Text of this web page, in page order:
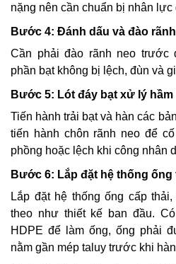
nặng nên cần chuẩn bị nhân lực
Bước 4: Đánh dấu và đào rãnh
Cần phải đào rãnh neo trước
phần bạt không bị lệch, đùn và
Bước 5: Lót đáy bạt xử lý
Tiến hành trải bạt và hàn các
tiến hành chôn rãnh neo để
phồng hoặc lệch khi công nhân
Bước 6: Lắp đặt hệ thống ống
Lắp đặt hệ thống ống cấp
theo như thiết kế ban đầu.
HDPE để làm ống, ống phải
nằm gần mép taluy trước khi